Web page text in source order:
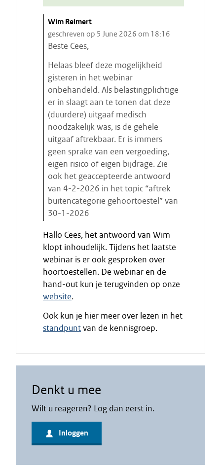
C
i
t
a
t
s
t
a
r
t
e
n
Wim Reimert
geschreven op 5 June 2026 om 18:16
Beste Cees,
Helaas bleef deze mogelijkheid
gisteren in het webinar
onbehandeld. Als belastingplichtige
er in slaagt aan te tonen dat deze
(duurdere) uitgaaf medisch
noodzakelijk was, is de gehele
uitgaaf aftrekbaar. Er is immers
geen sprake van een vergoeding,
eigen risico of eigen bijdrage. Zie
ook het geaccepteerde antwoord
van 4-2-2026 in het topic “aftrek
buitencategorie gehoortoestel” van
30-1-2026
i
n
d
e
c
i
a
a
Hallo Cees, het antwoord van Wim
klopt inhoudelijk. Tijdens het laatste
webinar is er ook gesproken over
hoortoestellen. De webinar en de
hand-out kun je terugvinden op onze
website.
Ook kun je hier meer over lezen in het
standpuntvan de kennisgroep.
Denkt u mee
Wilt u reageren? Log dan eerst in.
Inloggen